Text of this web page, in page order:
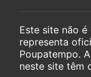
Este site não
representa
Poupatempo.
neste site têm